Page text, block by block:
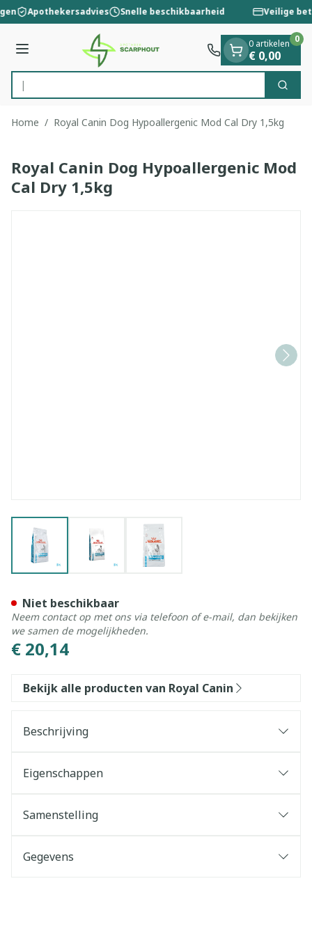
Ga naar de inhoud
1 van 1
Apothekersadvies Snelle beschikbaarheid Veilige
Menu
Product, merk, categorie... Zoek
0 artikelen
€ 0,00
0
Home / Royal Canin Dog Hypoallergenic Mod Cal Dry 1,5kg
Royal Canin Dog Hypoallergenic Mod
Cal Dry 1,5kg
View larger imageView larger imageView larger image
€ 20,14
Niet beschikbaar
Neem contact op met ons via telefoon of e-mail, dan bekijken
we samen de mogelijkheden.
Bekijk alle producten van Royal Canin
Beschrijving
Eigenschappen
Samenstelling
Gegevens